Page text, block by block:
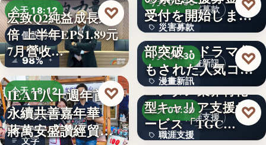
今天 18:12
個股財報
98%
宏致Q2純益成長近1
倍 上半年EPS1.89元
7月營收…
♡
今天 18:12
永續共善
文字
IEAT八十週年首辦
永續共善嘉年華
蔣萬安盛讚經貿公
♡
災害募款
今天 04:30
災害募款
文字
受付を開始しまし
た
♡
漫畫新訊
今天 04:30
漫畫新訊
文字
シリーズ累計40万
部突破・ドラマ化
もされた人気コミ
ック！…
♡
職涯支援
今天 04:30
職涯支援
エンタメ業界特化
型キャリア支援サ
ービス「TGC…
♡